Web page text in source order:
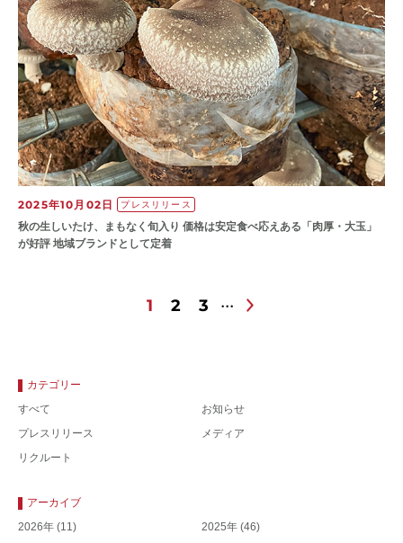
2025年10月02日 プレスリリース
秋の生しいたけ、まもなく旬入り 価格は安定食べ応えある「肉厚・大玉」
が好評 地域ブランドとして定着
1 2 3
カテゴリー
すべて
お知らせ
プレスリリース
メディア
リクルート
アーカイブ
2026年 (11) 2025年 (46)